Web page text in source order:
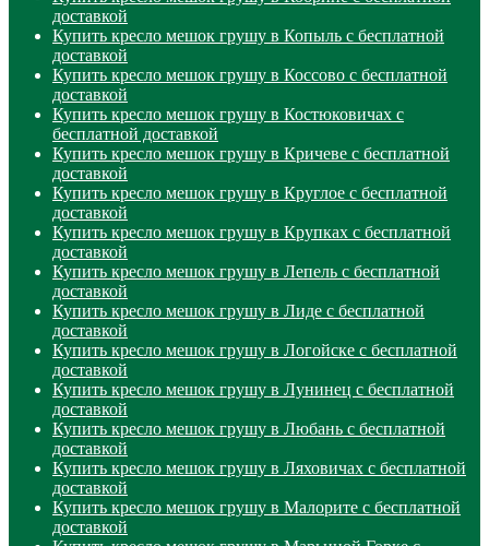
доставкой
Купить кресло мешок грушу в Копыль с бесплатной
доставкой
Купить кресло мешок грушу в Коссово с бесплатной
доставкой
Купить кресло мешок грушу в Костюковичах с
бесплатной доставкой
Купить кресло мешок грушу в Кричеве с бесплатной
доставкой
Купить кресло мешок грушу в Круглое с бесплатной
доставкой
Купить кресло мешок грушу в Крупках с бесплатной
доставкой
Купить кресло мешок грушу в Лепель с бесплатной
доставкой
Купить кресло мешок грушу в Лиде с бесплатной
доставкой
Купить кресло мешок грушу в Логойске с бесплатной
доставкой
Купить кресло мешок грушу в Лунинец с бесплатной
доставкой
Купить кресло мешок грушу в Любань с бесплатной
доставкой
Купить кресло мешок грушу в Ляховичах с бесплатной
доставкой
Купить кресло мешок грушу в Малорите с бесплатной
доставкой